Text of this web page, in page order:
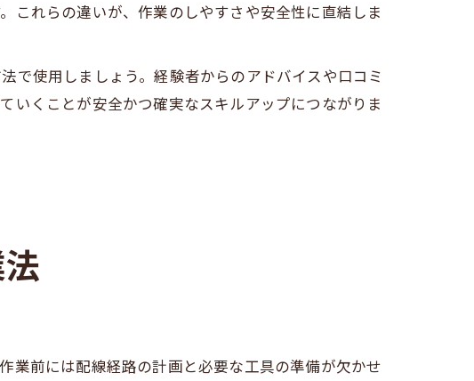
これらの違いが、作業のしやすさや安全性に直結しま
で使用しましょう。経験者からのアドバイスや口コミ
いくことが安全かつ確実なスキルアップにつながりま
業前には配線経路の計画と必要な工具の準備が欠かせ